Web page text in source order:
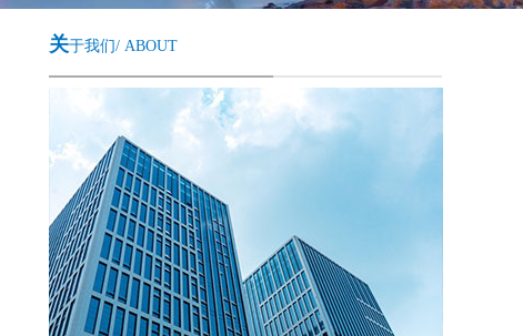
关于我们/ ABOUT